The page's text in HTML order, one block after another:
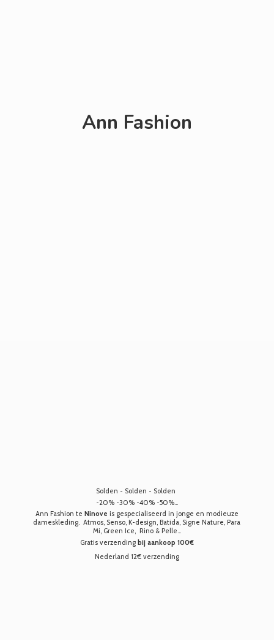
Ann Fashion
Solden - Solden - Solden
-20% -30% -40% -50%...
Ann Fashion te Ninove is gespecialiseerd in jonge en modieuze
dameskleding. Atmos, Senso, K-design, Batida, Signe Nature, Para
Mi, Green Ice, Rino & Pelle...
Gratis verzending bij aankoop 100€
Nederland 12€ verzending